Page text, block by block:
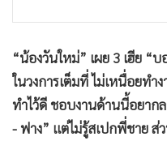
• วิทยาศาสตร์
•
• อินโดจีน
กองทุนรวม
“น้องวันใหม่” เผย 3 เฮีย
ในวงการเต็มที่ ไม่เหนื่อยทำ
ทำไว้ดี ชอบงานด้านนี้อยาก
- ฟาง” แต่ไม่รู้สเปกพี่ชาย ส่